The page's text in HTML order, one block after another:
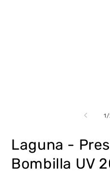
ventana
modal
1 /
Laguna -
Bombilla UV